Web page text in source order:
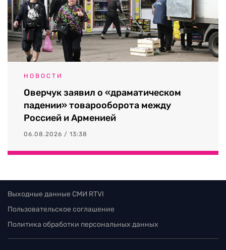
НОВОСТИ
Оверчук заявил о «драматическом
падении» товарооборота между
Россией и Арменией
06.08.2026 / 13:38
Выходные данные СМИ RTVI
Пользовательское соглашение
Политика обработки персональных данных